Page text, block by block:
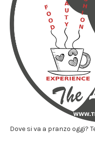
Dove si va a pranzo oggi?